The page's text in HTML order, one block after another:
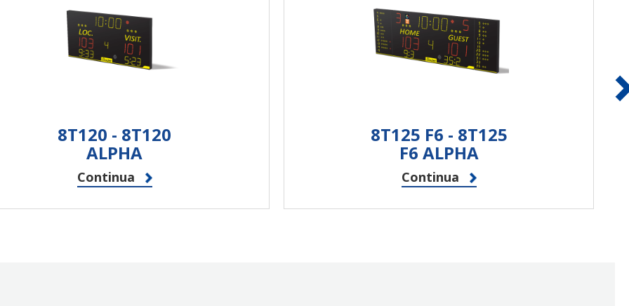
8T125 F6 - 8T125
F6 ALPHA
Continua
tastiera
touchscreen
SCOREPAD